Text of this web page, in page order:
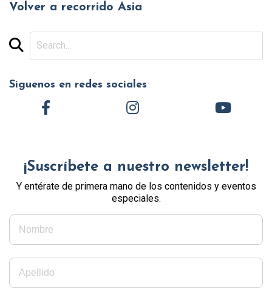
Volver a recorrido Asia
Síguenos en redes sociales
¡Suscríbete a nuestro newsletter!
Y entérate de primera mano de los contenidos y eventos
especiales.